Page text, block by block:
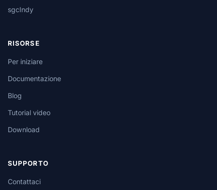
sgcIndy
RISORSE
Per iniziare
Documentazione
Blog
Tutorial video
Download
SUPPORTO
Contattaci